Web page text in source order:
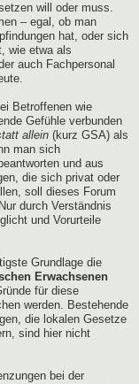
will oder muss.
– egal, ob man
hat, oder sich
wie etwa als
auch Fachpersonal
Betroffenen wie
Gefühle verbunden
allein (kurz GSA) als
man sich
und aus
die sich privat oder
soll dieses Forum
durch Verständnis
und Vorurteile
Grundlage die
Erwachsenen
für diese
werden. Bestehende
die lokalen Gesetze
sind hier nicht
bei der